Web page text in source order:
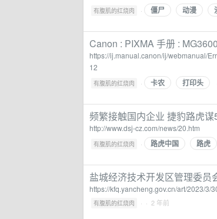
有腹肌的红烧肉 · 僵尸 动漫
Canon : PIXMA 手册 :
https://ij.manual.canon/ij/webmanual/
12
有腹肌的红烧肉 · 卡农 打印头
频繁接触国内企业 捷豹路虎
http://www.dsj-cz.com/news/20.htm
有腹肌的红烧肉 · 路虎中国 路虎
盐城经济技术开发区管理委员
https://kfq.yancheng.gov.cn/art/2023/3/
有腹肌的红烧肉 · · 2 年前